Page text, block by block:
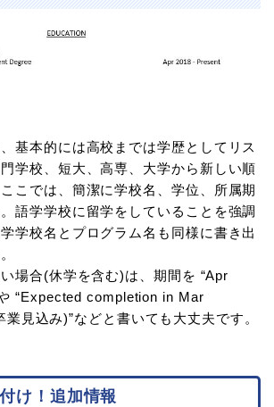
基本的には高校までは学歴としてリス
学校、短大、高専、大学から新しい順
こでは、簡潔に学校名、学位、所属期
語学学校に留学をしていることを強調
学校名とプログラム名も同様に書き出
場合(休学を含む)は、期間を “Apr
“Expected completion in Mar
見込み)”などと書いても大丈夫です。
け！追加情報